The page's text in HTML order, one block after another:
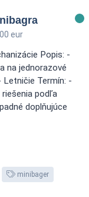
eur
Popis: -
na jednorazové
Termín: -
podľa
doplňujúce
minibager